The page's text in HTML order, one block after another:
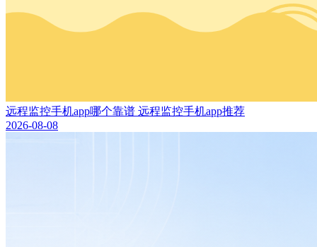
远程监控手机app哪个靠谱 远程监控手机app推荐
2026-08-08